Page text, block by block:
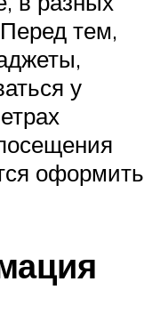
тем,
у
оформить